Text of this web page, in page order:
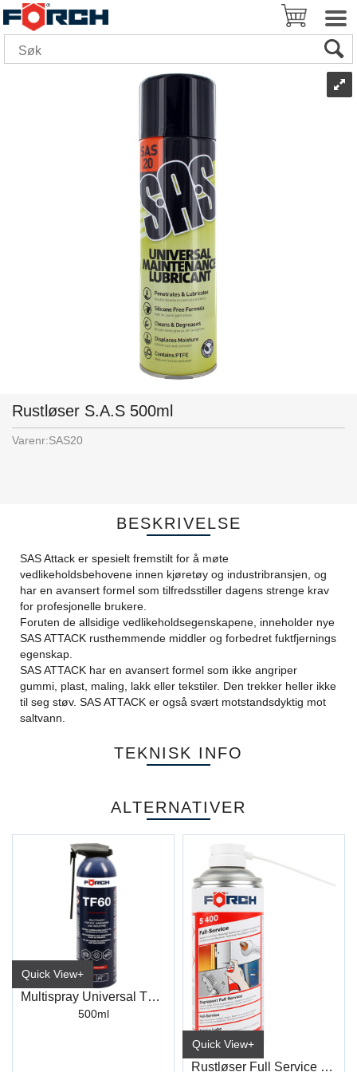
Rustløser S.A.S 500ml
Varenr:SAS20
BESKRIVELSE
SAS Attack er spesielt fremstilt for å møte
vedlikeholdsbehovene innen kjøretøy og industribransjen, og
har en avansert formel som tilfredsstiller dagens strenge krav
for profesjonelle brukere.
Foruten de allsidige vedlikeholdsegenskapene, inneholder nye
SAS ATTACK rusthemmende middler og forbedret fuktfjernings
egenskap.
SAS ATTACK har en avansert formel som ikke angriper
gummi, plast, maling, lakk eller tekstiler. Den trekker heller ikke
til seg støv. SAS ATTACK er også svært motstandsdyktig mot
saltvann.
TEKNISK INFO
ALTERNATIVER
Quick View+
Multispray Universal TF60
500ml
Quick View+
Rustløser Full Service S400 400ml